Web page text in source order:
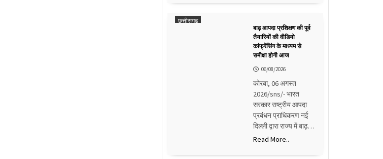
छत्तीसगढ़
बाढ़ आपदा प्रशिक्षण की पूर्व
तैयारियों की वीडियो
कांफ्रेंसिंग के माध्यम से
समीक्षा होगी आज
06/08/2026
कोरबा, 06 अगस्त
2026/sns/- भारत
सरकार राष्ट्रीय आपदा
प्रबंधन प्राधिकरण नई
दिल्ली द्वारा राज्य में बाढ़…
Read More..